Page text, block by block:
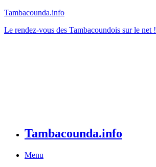
Tambacounda.info
Le rendez-vous des Tambacoundois sur le net !
Tambacounda.info
Menu